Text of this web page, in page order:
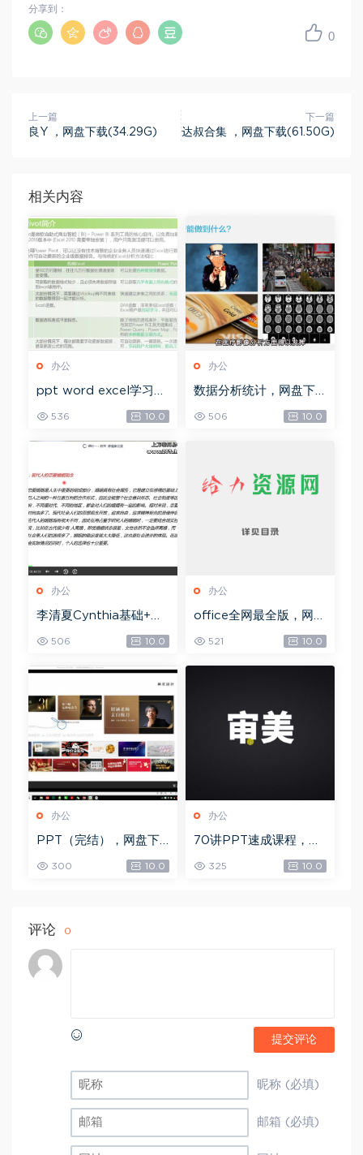
0
分享到：
上一篇
良Y ，网盘下载(34.29G)
下一篇
达叔合集 ，网盘下载(61.50G)
相关内容
办公
ppt word excel学习教
536 10.0
办公
数据分析统计，网盘下
506 10.0
办公
李清夏Cynthia基础+本
(视频课程+PPT讲义
Z)，网盘下载(2.63G)
506 10.0
办公
office全网最全版，网盘
521 10.0
办公
PPT（完结），网盘下
300 10.0
办公
70讲PPT速成课程，网
325 10.0
评论 0
提交评论
昵称 (必填)
邮箱 (必填)